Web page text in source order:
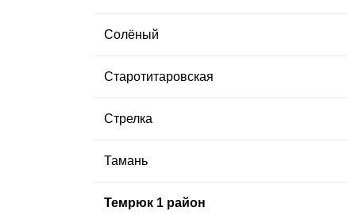
Солёный
Старотитаровская
Стрелка
Тамань
Темрюк 1 район